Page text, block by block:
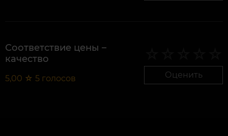
Соответствие цены –
качество
5,00 ☆ 5 голосов Оценить